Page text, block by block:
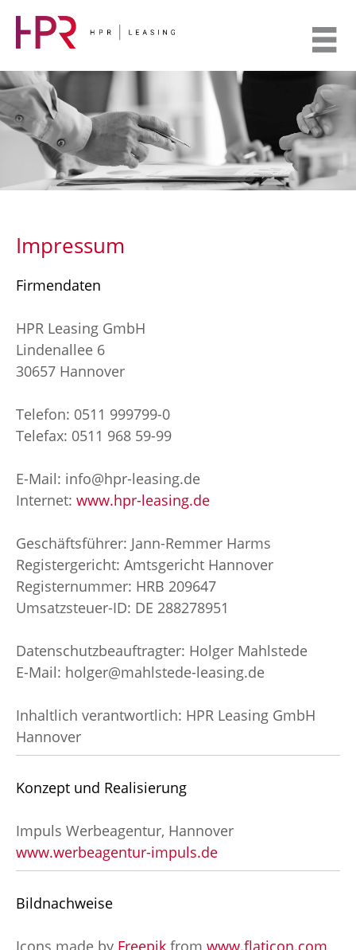
Weiter
zum
Inhalt
Impressum
Firmendaten
HPR Leasing GmbH
Lindenallee 6
30657 Hannover
Telefon: 0511 999799-0
Telefax: 0511 968 59-99
E-Mail: info@hpr-leasing.de
Internet: www.hpr-leasing.de
Geschäftsführer: Jann-Remmer Harms
Registergericht: Amtsgericht Hannover
Registernummer: HRB 209647
Umsatzsteuer-ID: DE 288278951
Datenschutzbeauftragter: Holger Mahlstede
E-Mail: holger@mahlstede-leasing.de
Inhaltlich verantwortlich: HPR Leasing GmbH
Hannover
Konzept und Realisierung
Impuls Werbeagentur, Hannover
www.werbeagentur-impuls.de
Bildnachweise
Icons made by Freepik from www.flaticon.com